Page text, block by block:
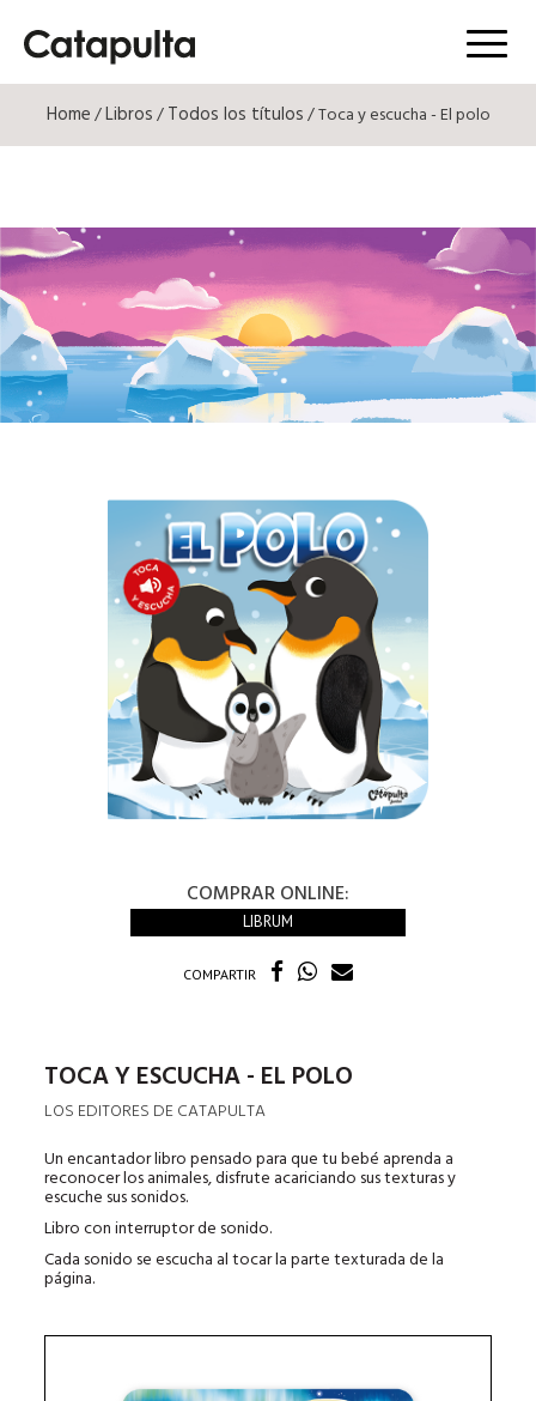
Menú
Home/Libros/Todos los títulos/ Toca y escucha - El polo
COMPRAR ONLINE:
LIBRUM
COMPARTIR
TOCA Y ESCUCHA - EL POLO
LOS EDITORES DE CATAPULTA
Un encantador libro pensado para que tu bebé aprenda a
reconocer los animales, disfrute acariciando sus texturas y
escuche sus sonidos.
Libro con interruptor de sonido.
Cada sonido se escucha al tocar la parte texturada de la
página.